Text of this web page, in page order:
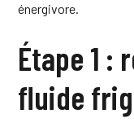
énergivore.
Étape 1 :
fluide